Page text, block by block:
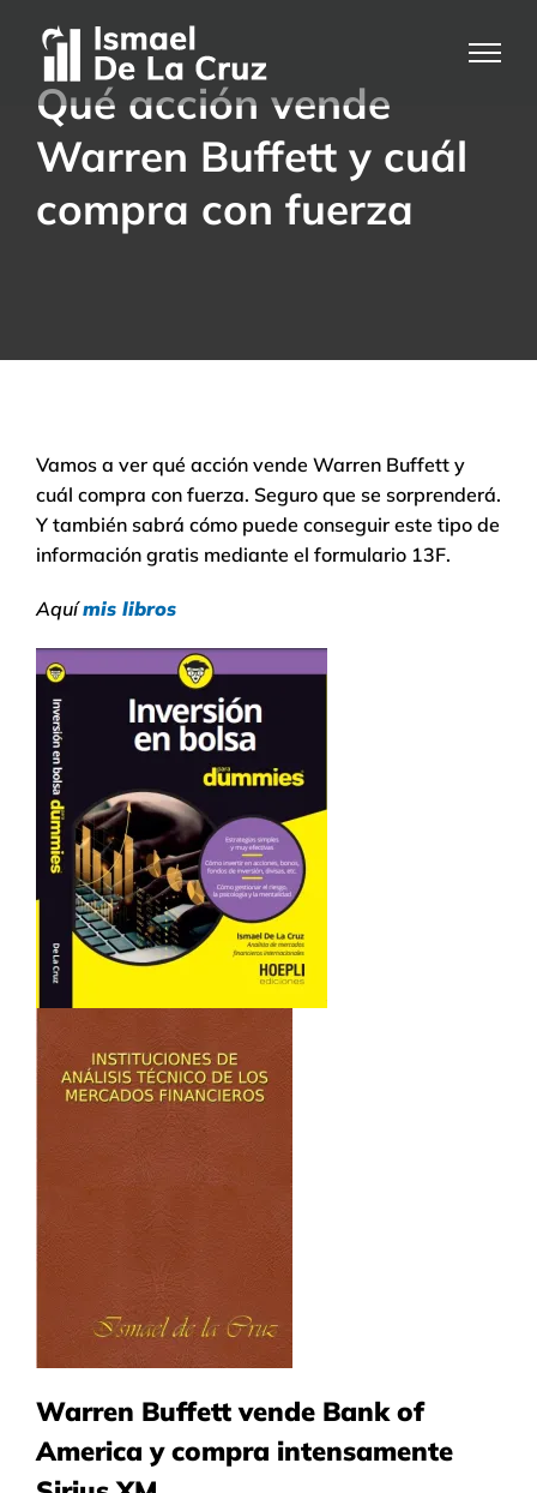
Qué acción vende
Warren Buffett y cuál
compra con fuerza
Vamos a ver qué acción vende Warren Buffett y
cuál compra con fuerza. Seguro que se sorprenderá.
Y también sabrá cómo puede conseguir este tipo de
información gratis mediante el formulario 13F.
Aquímis libros
Warren Buffett vende Bank of
America y compra intensamente